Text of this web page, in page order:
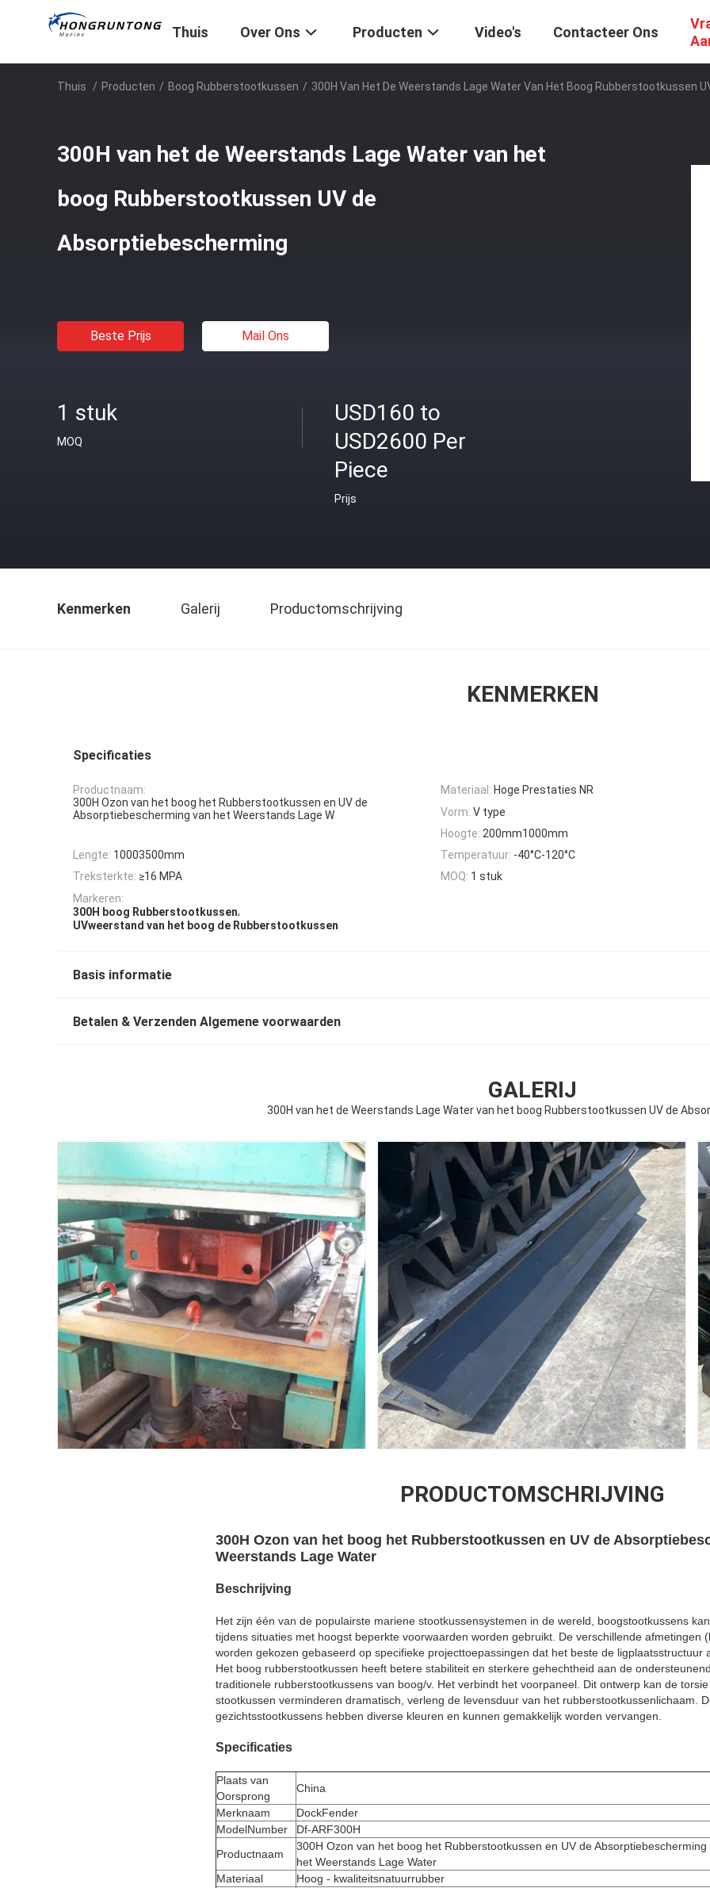
Thuis Over Ons Producten Video's Contacteer Ons
Thuis / Producten / Boog Rubberstootkussen / 300H Van Het De Weerstands Lage Water Van Het Boog Rubberstootkussen
300H van het de Weerstands Lage Water van het
boog Rubberstootkussen UV de
Absorptiebescherming
Beste Prijs Mail Ons
1 stuk
MOQ
USD160 to
USD2600 Per
Piece
Prijs
Kenmerken Galerij Productomschrijving
KENMERKEN
Specificaties
Productnaam:
300H Ozon van het boog het Rubberstootkussen en UV de
Absorptiebescherming van het Weerstands Lage W
Materiaal: Hoge Prestaties NR
Vorm: V type
Hoogte: 200mm1000mm
Lengte: 10003500mm Temperatuur: -40°C-120°C
Treksterkte: ≥16 MPA MOQ: 1 stuk
Markeren:
300H boog Rubberstootkussen,
UVweerstand van het boog de Rubberstootkussen
Basis informatie
Betalen & Verzenden Algemene voorwaarden
GALERIJ
300H van het de Weerstands Lage Water van het boog Rubberstootkussen UV de
PRODUCTOMSCHRIJVING
300H Ozon van het boog het Rubberstootkussen en UV de
Weerstands Lage Water
Beschrijving
Het zijn één van de populairste mariene stootkussensystemen in de wereld, boogstootkussens
tijdens situaties met hoogst beperkte voorwaarden worden gebruikt. De verschillende afmetingen
worden gekozen gebaseerd op specifieke projecttoepassingen dat het beste de ligplaatsstructuur
Het boog rubberstootkussen heeft betere stabiliteit en sterkere gehechtheid aan de
traditionele rubberstootkussens van boog/v. Het verbindt het voorpaneel. Dit ontwerp kan de
stootkussen verminderen dramatisch, verleng de levensduur van het rubberstootkussenlichaam.
gezichtsstootkussens hebben diverse kleuren en kunnen gemakkelijk worden vervangen.
Specificaties
Plaats van
Oorsprong
China
Merknaam
DockFender
ModelNumber
Df-ARF300H
Productnaam
300H Ozon van het boog het Rubberstootkussen en UV de Absorptiebescherming
het Weerstands Lage Water
Materiaal
Hoog - kwaliteitsnatuurrubber